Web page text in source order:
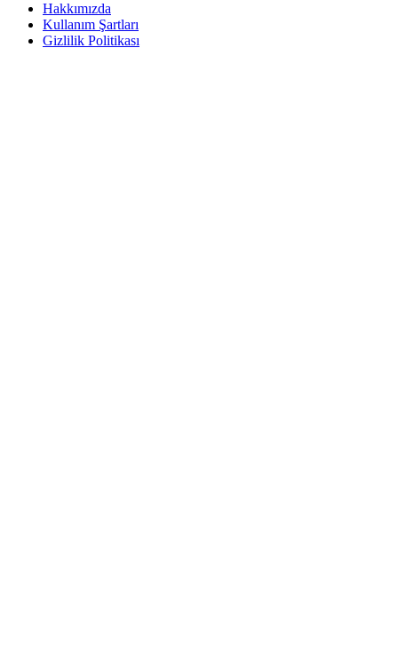
Hakkımızda
Kullanım Şartları
Gizlilik Politikası